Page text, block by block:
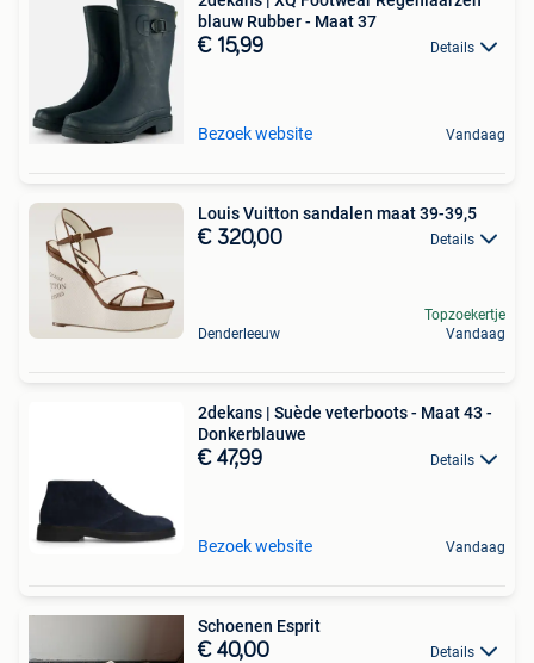
blauw Rubber - Maat 37
€ 15,99 Details
Bezoek website Vandaag
Louis Vuitton sandalen maat 39-39,5
€ 320,00 Details
Denderleeuw
Topzoekertje
Vandaag
2dekans | Suède veterboots - Maat 43 -
Donkerblauwe
€ 47,99 Details
Bezoek website Vandaag
Schoenen Esprit
€ 40,00 Details